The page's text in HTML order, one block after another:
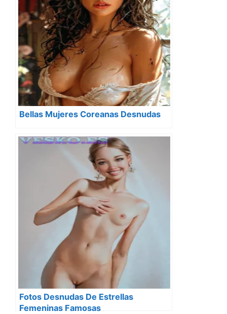
Bellas Mujeres Coreanas Desnudas
Fotos Desnudas De Estrellas
Femeninas Famosas